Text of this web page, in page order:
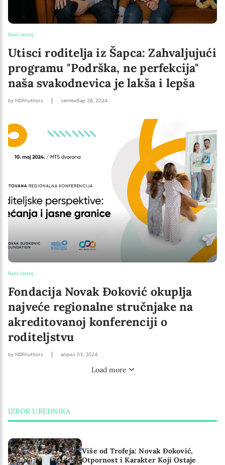
Rani razvoj
Utisci roditelja iz Šapca: Zahvaljujući
programu "Podrška, ne perfekcija"
naša svakodnevica je lakša i lepša
by NDFAuthors септембар 26, 2024
Rani razvoj
Fondacija Novak Đoković okuplja
najveće regionalne stručnjake na
akreditovanoj konferenciji o
roditeljstvu
by NDFAuthors април 03, 2024
Load more
IZBOR UREDNIKA
Više od Trofeja: Novak Đoković,
Otpornost i Karakter Koji Ostaje